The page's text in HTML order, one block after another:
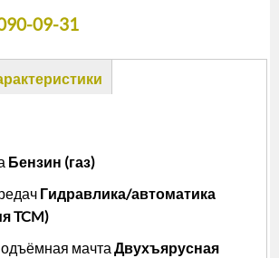
09-31
Бензин (газ)
Гидравлика/автоматика
TCM)
мачта Двухъярусная